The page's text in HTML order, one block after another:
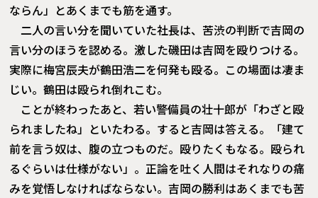
ならん」とあくまでも筋を通す。
二人の言い分を聞いていた社長は、苦渋の判断で吉岡の
言い分のほうを認める。激した磯田は吉岡を殴りつける。
実際に梅宮辰夫が鶴田浩二を何発も殴る。この場面は凄ま
じい。鶴田は殴られ倒れこむ。
ことが終わったあと、若い警備員の壮十郎が「わざと殴
られましたね」といたわる。すると吉岡は答える。「建て
前を言う奴は、腹の立つものだ。殴りたくもなる。殴られ
るぐらいは仕様がない」。正論を吐く人間はそれなりの痛
みを覚悟しなければならない。吉岡の勝利はあくまでも苦